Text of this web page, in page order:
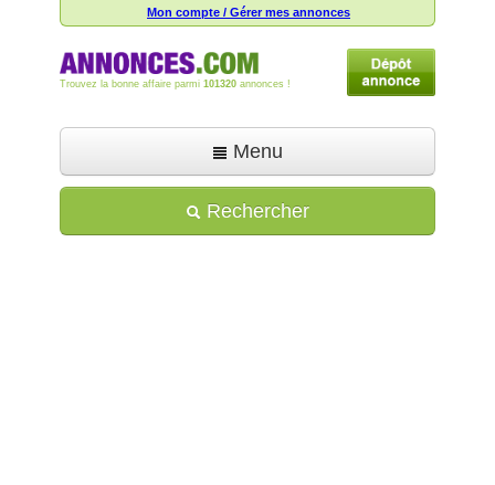
Mon compte / Gérer mes annonces
Trouvez la bonne affaire parmi 101320 annonces !
Menu
Déposer une annonce
Rechercher